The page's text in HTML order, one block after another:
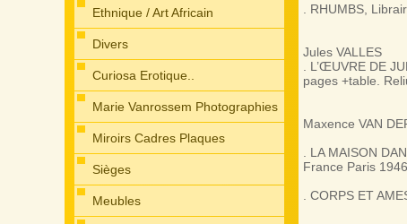
Ethnique / Art Africain
Divers
Curiosa Erotique..
Marie Vanrossem Photographies
Miroirs Cadres Plaques
Cheminées...
Sièges
Meubles
. RHUMBS,
Jules VALLES
. L’ŒUVRE DE
pages +table.
Maxence VAN
. LA MAISON
France Paris
. CORPS ET